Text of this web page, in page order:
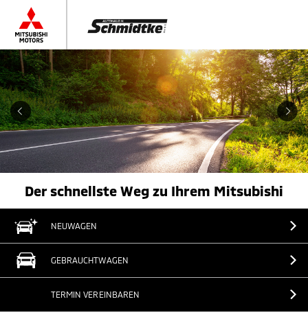
Der schnellste Weg zu Ihrem Mitsubishi
NEUWAGEN
GEBRAUCHTWAGEN
TERMIN VEREINBAREN